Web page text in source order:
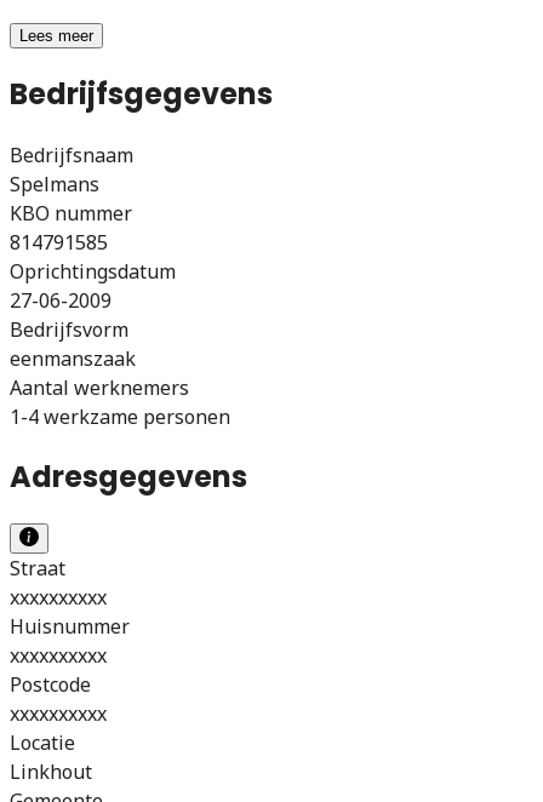
Lees meer
Bedrijfsgegevens
Bedrijfsnaam
Spelmans
KBO nummer
814791585
Oprichtingsdatum
27-06-2009
Bedrijfsvorm
eenmanszaak
Aantal werknemers
1-4 werkzame personen
Adresgegevens
Straat
xxxxxxxxxx
Huisnummer
xxxxxxxxxx
Postcode
xxxxxxxxxx
Locatie
Linkhout